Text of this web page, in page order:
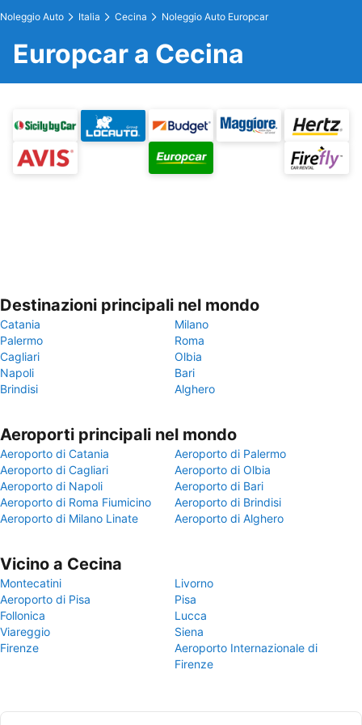
Noleggio Auto Italia Cecina Noleggio Auto Europcar
Europcar a Cecina
Destinazioni principali nel mondo
Catania
Milano
Palermo
Roma
Cagliari
Olbia
Napoli
Bari
Brindisi
Alghero
Aeroporti principali nel mondo
Aeroporto di Catania
Aeroporto di Palermo
Aeroporto di Cagliari
Aeroporto di Olbia
Aeroporto di Napoli
Aeroporto di Bari
Aeroporto di Roma Fiumicino
Aeroporto di Brindisi
Aeroporto di Milano Linate
Aeroporto di Alghero
Vicino a Cecina
Montecatini
Livorno
Aeroporto di Pisa
Pisa
Follonica
Lucca
Viareggio
Siena
Firenze
Aeroporto Internazionale di
Firenze